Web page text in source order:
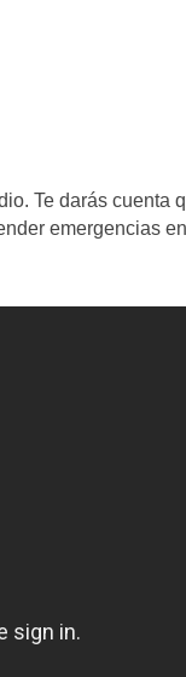
Te darás cuenta
emergencias en